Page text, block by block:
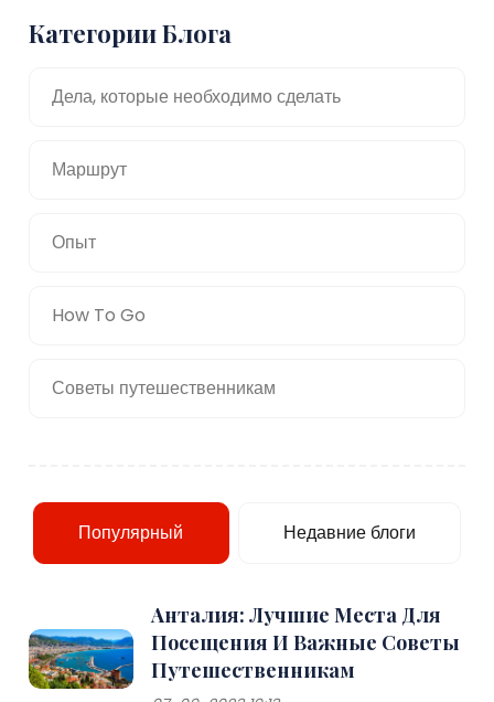
Категории Блога
Дела, которые необходимо сделать
Маршрут
Опыт
How To Go
Советы путешественникам
Популярный Недавние блоги
Анталия: Лучшие Места Для
Посещения И Важные Советы
Путешественникам